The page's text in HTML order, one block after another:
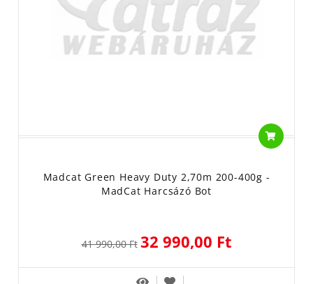
Madcat Green Heavy Duty 2,70m 200-400g -
MadCat Harcsázó Bot
41 990,00 Ft 32 990,00 Ft